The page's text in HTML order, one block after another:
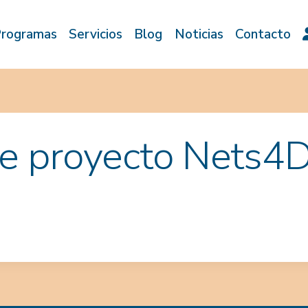
Servicios Blog Noticias Contacto
proyecto